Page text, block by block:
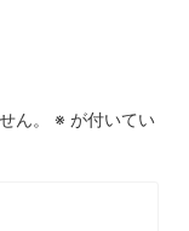
ん。 ※ が付いてい